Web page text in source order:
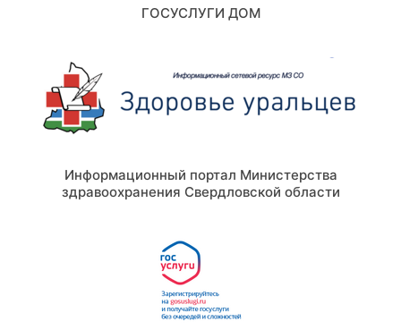
ГОСУСЛУГИ ДОМ
Информационный портал Министерства
здравоохранения Свердловской области